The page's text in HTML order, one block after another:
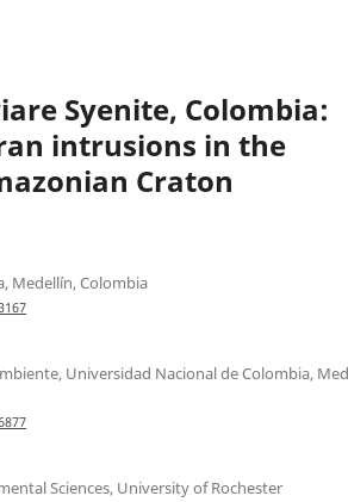
Syenite, Colombia:
intrusions in the
Craton
Medellín, Colombia
Universidad Nacional de Colombia,
Sciences, University of Rochester